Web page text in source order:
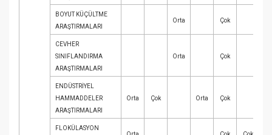
BOYUT KÜÇÜLTME
ARAŞTIRMALARI
Orta Çok
CEVHER
SINIFLANDIRMA
ARAŞTIRMALARI
Orta Çok
ENDÜSTRİYEL
HAMMADDELER
ARAŞTIRMALARI
Orta Çok Orta Çok
FLOKÜLASYON